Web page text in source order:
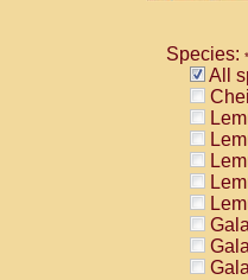
Species:
All